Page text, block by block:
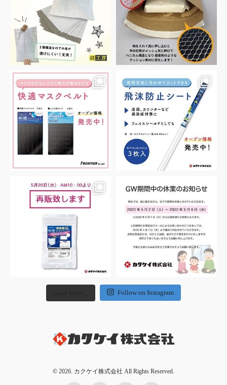
Follow on Instagram
© 2026. カクケイ株式会社 All Rights Reserved.